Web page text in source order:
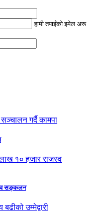
हामी तपाईंको इमेल अरू
सङ्कलन